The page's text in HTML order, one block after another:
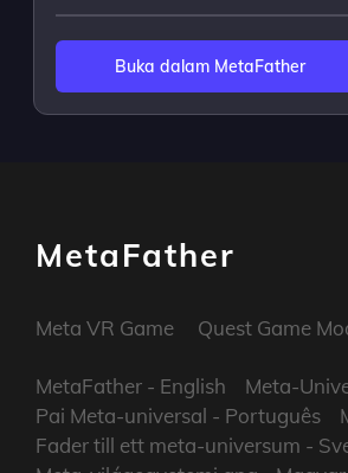
Buka dalam MetaFather
MetaFather
Meta VR Game Quest Game
MetaFather- English Meta-
Pai Meta-universal - Português
Fader till ett meta-universum -